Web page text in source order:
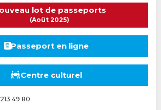
lot de passeports
(Août 2025)
Passeport en ligne
Centre culturel
49 80